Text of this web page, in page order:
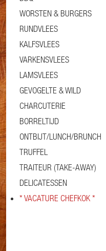
WORSTEN & BURGERS
RUNDVLEES
KALFSVLEES
VARKENSVLEES
LAMSVLEES
GEVOGELTE & WILD
CHARCUTERIE
BORRELTIJD
ONTBIJT/LUNCH/BRUNCH
TRUFFEL
TRAITEUR (TAKE-AWAY)
DELICATESSEN
* VACATURE CHEFKOK *